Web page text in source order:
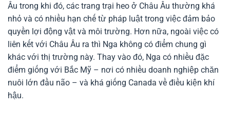
Âu trong khi đó, các trang trại heo ở Châu Âu thường khá
nhỏ và có nhiều hạn chế từ pháp luật trong việc đảm bảo
quyền lợi động vật và môi trường. Hơn nữa, ngoài việc có
liên kết với Châu Âu ra thì Nga không có điểm chung gì
khác với thị trường này. Thay vào đó, Nga có nhiều đặc
điểm giống với Bắc Mỹ – nơi có nhiều doanh nghiệp chăn
nuôi lớn đầu não – và khá giống Canada về điều kiện khí
hậu.